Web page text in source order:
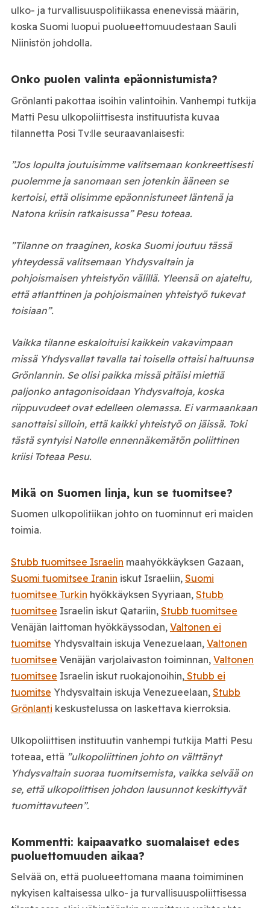
ulko- ja turvallisuuspolitiikassa enenevissä määrin,
koska Suomi luopui puolueettomuudestaan Sauli
Niinistön johdolla.
Onko puolen valinta epäonnistumista?
Grönlanti pakottaa isoihin valintoihin. Vanhempi tutkija
Matti Pesu ulkopoliittisesta instituutista kuvaa
tilannetta Posi Tv:lle seuraavanlaisesti:
”Jos lopulta joutuisimme valitsemaan konkreettisesti
puolemme ja sanomaan sen jotenkin ääneen se
kertoisi, että olisimme epäonnistuneet läntenä ja
Natona kriisin ratkaisussa” Pesu toteaa.
”Tilanne on traaginen, koska Suomi joutuu tässä
yhteydessä valitsemaan Yhdysvaltain ja
pohjoismaisen yhteistyön välillä. Yleensä on ajateltu,
että atlanttinen ja pohjoismainen yhteistyö tukevat
toisiaan”.
Vaikka tilanne eskaloituisi kaikkein vakavimpaan
missä Yhdysvallat tavalla tai toisella ottaisi haltuunsa
Grönlannin. Se olisi paikka missä pitäisi miettiä
paljonko antagonisoidaan Yhdysvaltoja, koska
riippuvudeet ovat edelleen olemassa. Ei varmaankaan
sanottaisi silloin, että kaikki yhteistyö on jäissä. Toki
tästä syntyisi Natolle ennennäkemätön poliittinen
kriisi Toteaa Pesu.
Mikä on Suomen linja, kun se tuomitsee?
Suomen ulkopolitiikan johto on tuominnut eri maiden
toimia.
Stubb tuomitsee Israelin maahyökkäyksen Gazaan,
Suomi tuomitsee Iranin iskut Israeliin, Suomi
tuomitsee Turkin hyökkäyksen Syyriaan, Stubb
tuomitsee Israelin iskut Qatariin, Stubb tuomitsee
Venäjän laittoman hyökkäyssodan, Valtonen ei
tuomitse Yhdysvaltain iskuja Venezuelaan, Valtonen
tuomitsee Venäjän varjolaivaston toiminnan, Valtonen
tuomitsee Israelin iskut ruokajonoihin, Stubb ei
tuomitse Yhdysvaltain iskuja Venezueelaan, Stubb
Grönlanti keskustelussa on laskettava kierroksia.
Ulkopoliittisen instituutin vanhempi tutkija Matti Pesu
toteaa, että ”ulkopoliittinen johto on välttänyt
Yhdysvaltain suoraa tuomitsemista, vaikka selvää on
se, että ulkopolittisen johdon lausunnot keskittyvät
tuomittavuteen”.
Kommentti: kaipaavatko suomalaiset edes
puoluettomuuden aikaa?
Selvää on, että puolueettomana maana toimiminen
nykyisen kaltaisessa ulko- ja turvallisuuspoliittisessa